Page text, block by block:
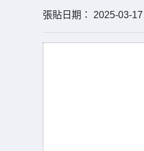
張貼日期： 2025-03-